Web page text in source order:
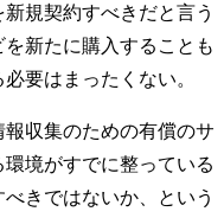
規契約すべきだと言う
新たに購入することも
要はまったくない。
収集のための有償のサ
境がすでに整っている
きではないか、という